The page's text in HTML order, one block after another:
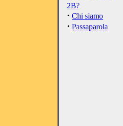
2B?
· Chi siamo
· Passaparola